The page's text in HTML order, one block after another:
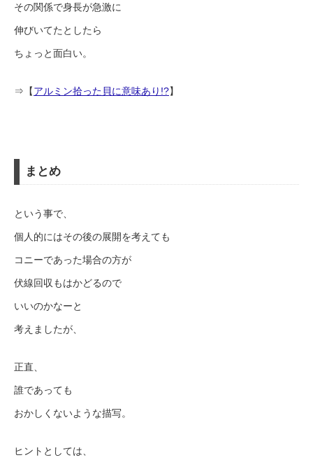
その関係で身長が急激に
伸びいてたとしたら
ちょっと面白い。
⇒【アルミン拾った貝に意味あり!?】
まとめ
という事で、
個人的にはその後の展開を考えても
コニーであった場合の方が
伏線回収もはかどるので
いいのかなーと
考えましたが、
正直、
誰であっても
おかしくないような描写。
ヒントとしては、